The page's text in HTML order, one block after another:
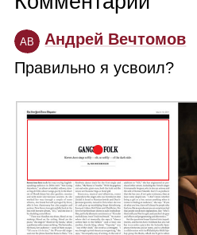
АВ
Андрей Вечтомов
Правильно я усвоил?